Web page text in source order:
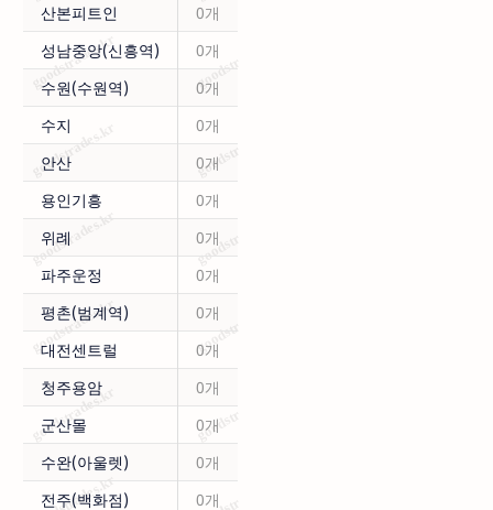
산본피트인
0개
성남중앙(신흥역)
0개
수원(수원역)
0개
수지
0개
안산
0개
용인기흥
0개
위례
0개
파주운정
0개
평촌(범계역)
0개
대전센트럴
0개
청주용암
0개
군산몰
0개
수완(아울렛)
0개
전주(백화점)
0개